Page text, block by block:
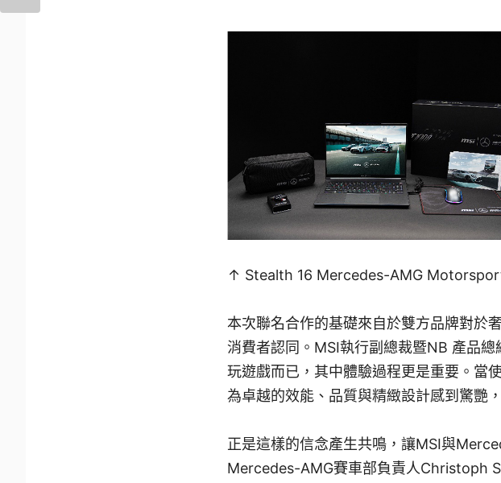
↑ Stealth 16 Mercedes-AMG
本次聯名合作的基礎來自於雙方品牌對於
消費者認同。MSI執行副總裁暨NB 產品
玩遊戲而已，其中體驗過程更是重要。當
為卓越的效能、品質與精緻設計感到驚艷
正是這樣的信念產生共鳴，讓MSI與
Mercedes-AMG賽車部負責人Christoph